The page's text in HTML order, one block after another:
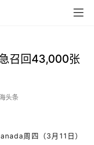
召回43,000张
头条
周四（3月11日）